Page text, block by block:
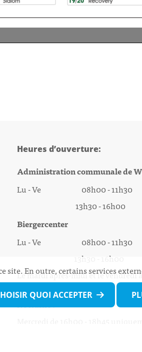
Heures d’ouverture:
Administration communale de
Lu - Ve 08h00 - 11h30
13h30 - 16h00
Biergercenter
Lu - Ve 08h00 - 11h30
13h30 - 16h00
Le mardi après-midi et le vendredi
Nocturne :
site. En outre, certains services
QUOI ACCEPTER